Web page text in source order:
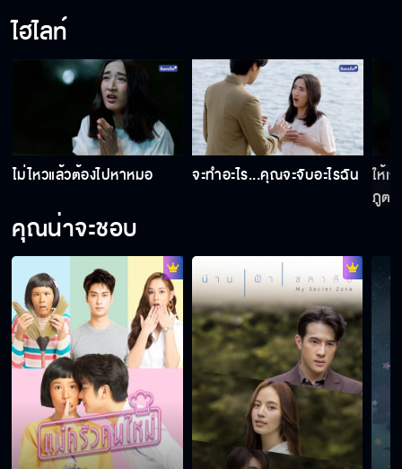
ไม่อ้า...จับยัดนะ
ถ้าไม่เป็นพระเอกก็ต้องเป็นพวกตัวร้ายโรคจิต
เป็นอะไรทำไมเกร็งจัง
ให้เกียรติด้วยการเรียกฉันว่าภูต
ไฮไลท์
ไม่ไหวแล้วต้องไปหาหมอ จะทำอะไร...คุณจะจับอะไรฉัน
ให้เ
ภูต
คุณน่าจะชอบ